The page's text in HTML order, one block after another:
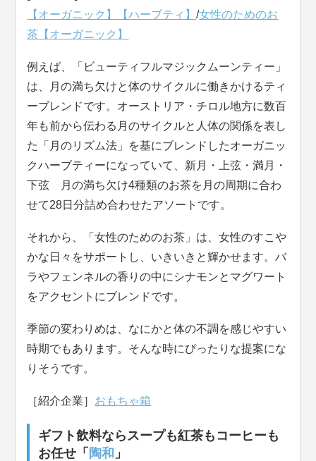
【オーガニック】【ハーブティ】/女性のためのお
茶【オーガニック】
例えば、「ビューティフルマジックムーンティー」
は、月の満ち欠けと体のサイクルに働きかけるティ
ーブレンドです。オーストリア・チロル地方に数百
年も前から伝わる月のサイクルと人体の関係を表し
た「月のリズム法」を基にブレンドしたオーガニッ
クハーブティーになっていて、新月・上弦・満月・
下弦 月の満ち欠け4種類のお茶を月の周期に合わ
せて28日分詰め合わせたアソートです。
それから、「女性のためのお茶」は、女性のすこや
かな日々をサポートし、いきいきと輝かせます。バ
ラやフェンネルの香りの中にシナモンとマグワート
をアクセントにブレンドです。
季節の変わりめは、なにかと体の不調を感じやすい
時期でもあります。そんな時にぴったりな提案にな
りそうです。
［紹介企業］ おもちゃ箱
ギフト飲料ならスープも紅茶もコーヒーも
お任せ「 陶和 」